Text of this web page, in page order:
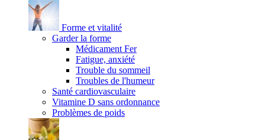
Forme et vitalité
Garder la forme
Médicament Fer
Fatigue, anxiété
Trouble du sommeil
Troubles de l'humeur
Santé cardiovasculaire
Vitamine D sans ordonnance
Problèmes de poids